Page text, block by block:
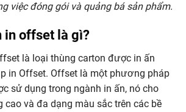
việc đóng gói và quảng bá sản phẩm.
in offset là gì?
là loại thùng carton được in ấn
in Offset. Offset là một phương pháp
sử dụng trong ngành in ấn, nó cho
cao và đa dạng màu sắc trên các bề